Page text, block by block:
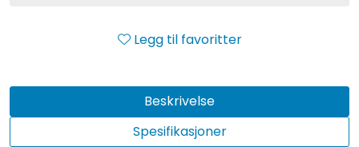
Legg til favoritter
Beskrivelse
Spesifikasjoner